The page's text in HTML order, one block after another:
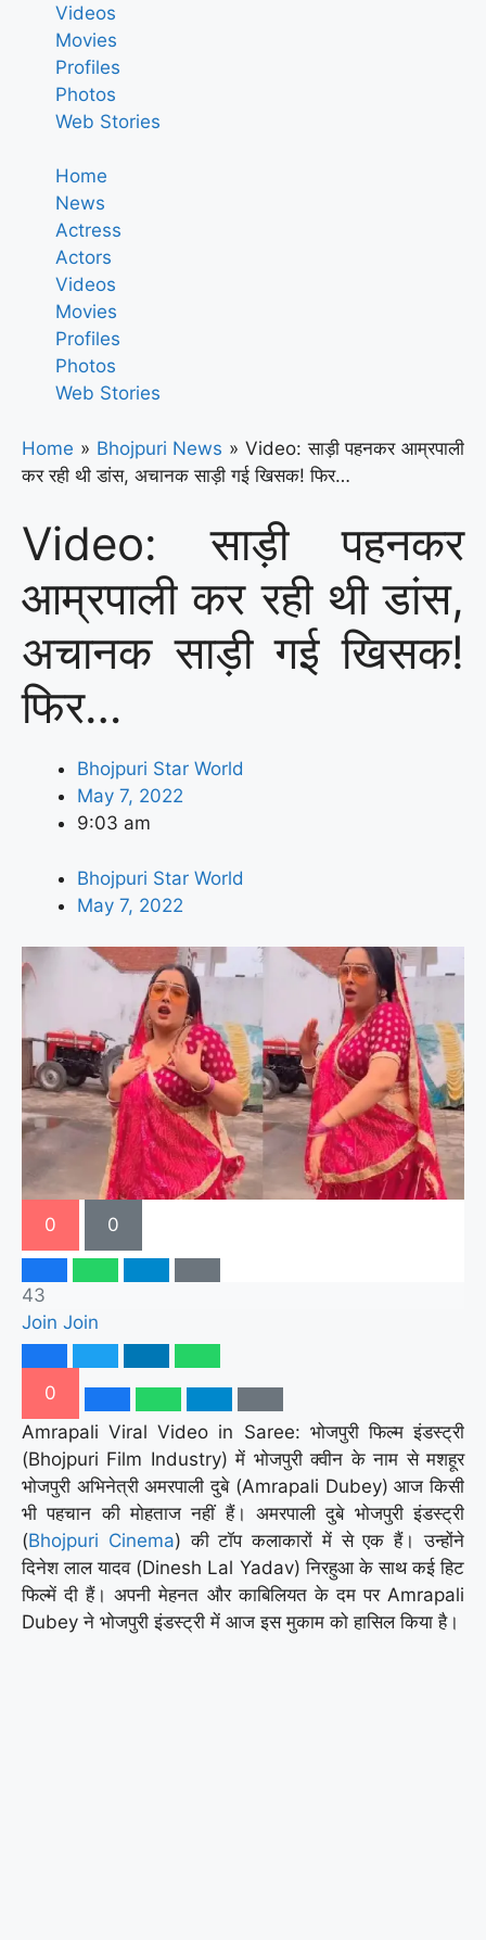
Videos
Movies
Profiles
Photos
Web Stories
Home
News
Actress
Actors
Videos
Movies
Profiles
Photos
Web Stories
Home » Bhojpuri News » Video: साड़ी पहनकर आम्रपाली
कर रही थी डांस, अचानक साड़ी गई खिसक! फिर…
Video: साड़ी पहनकर
आम्रपाली कर रही थी डांस,
अचानक साड़ी गई खिसक!
फिर…
Bhojpuri Star World
May 7, 2022
9:03 am
Bhojpuri Star World
May 7, 2022
0 0
43
Join Join
0
Amrapali Viral Video in Saree: भोजपुरी फिल्म इंडस्ट्री
(Bhojpuri Film Industry) में भोजपुरी क्वीन के नाम से मशहूर
भोजपुरी अभिनेत्री अमरपाली दुबे (Amrapali Dubey) आज किसी
भी पहचान की मोहताज नहीं हैं। अमरपाली दुबे भोजपुरी इंडस्ट्री
(Bhojpuri Cinema) की टॉप कलाकारों में से एक हैं। उन्होंने
दिनेश लाल यादव (Dinesh Lal Yadav) निरहुआ के साथ कई हिट
फिल्में दी हैं। अपनी मेहनत और काबिलियत के दम पर Amrapali
Dubey ने भोजपुरी इंडस्ट्री में आज इस मुकाम को हासिल किया है।